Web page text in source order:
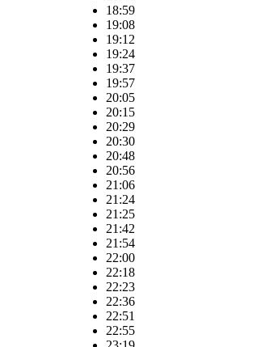
18:59
19:08
19:12
19:24
19:37
19:57
20:05
20:15
20:29
20:30
20:48
20:56
21:06
21:24
21:25
21:42
21:54
22:00
22:18
22:23
22:36
22:51
22:55